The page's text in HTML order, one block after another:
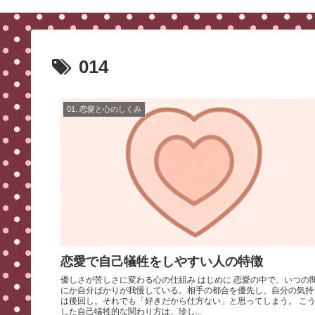
014
01. 恋愛と心のしくみ
恋愛で自己犠牲をしやすい人の特徴
優しさが苦しさに変わる心の仕組み はじめに 恋愛の中で、いつの間
にか自分ばかりが我慢している。相手の都合を優先し、自分の気
は後回し。それでも「好きだから仕方ない」と思ってしまう。 こう
した自己犠牲的な関わり方は、珍し...